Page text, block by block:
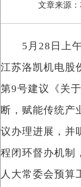
文章来源：
5月28日上午
江苏洛凯机电股
第9号建议《关
断，赋能传统产
议办理进展，并
程闭环督办机制
人大常委会预算